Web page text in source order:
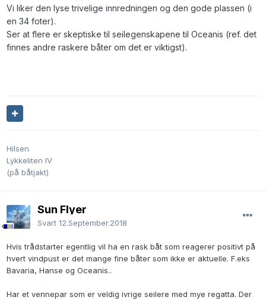
Vi liker den lyse trivelige innredningen og den gode plassen (i
en 34 foter).
Ser at flere er skeptiske til seilegenskapene til Oceanis (ref. det
finnes andre raskere båter om det er viktigst).
Hilsen
Lykkeliten IV
(på båtjakt)
Sun Flyer
Svart 12.September.2018
Hvis trådstarter egentlig vil ha en rask båt som reagerer positivt på
hvert vindpust er det mange fine båter som ikke er aktuelle. F.eks
Bavaria, Hanse og Oceanis..
Har et vennepar som er veldig ivrige seilere med mye regatta. Der